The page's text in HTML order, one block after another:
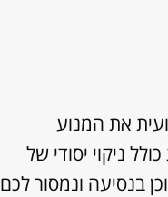
את המנוע
ניקוי יסודי של
בנסיעה ונמסור לכם